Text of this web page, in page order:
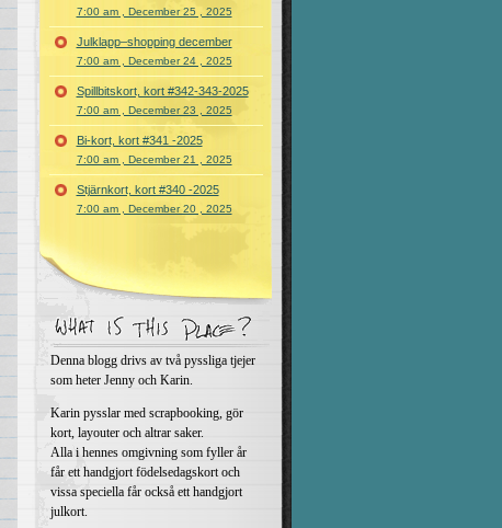
7:00 am , December 25 , 2025
Julklapp–shopping december
7:00 am , December 24 , 2025
Spillbitskort, kort #342-343-2025
7:00 am , December 23 , 2025
Bi-kort, kort #341 -2025
7:00 am , December 21 , 2025
Stjärnkort, kort #340 -2025
7:00 am , December 20 , 2025
Denna blogg drivs av två pyssliga tjejer
som heter Jenny och Karin.
Karin pysslar med scrapbooking, gör
kort, layouter och altrar saker.
Alla i hennes omgivning som fyller år
får ett handgjort födelsedagskort och
vissa speciella får också ett handgjort
julkort.